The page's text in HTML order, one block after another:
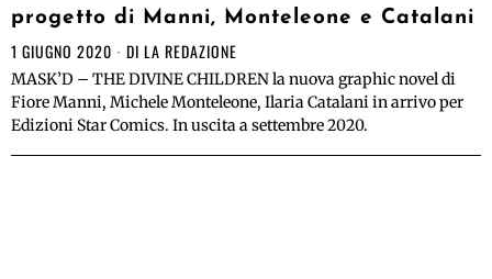
progetto di Manni, Monteleone e Catalani
1 GIUGNO 2020 DI LA REDAZIONE
MASK’D – THE DIVINE CHILDREN la nuova graphic novel di
Fiore Manni, Michele Monteleone, Ilaria Catalani in arrivo per
Edizioni Star Comics. In uscita a settembre 2020.